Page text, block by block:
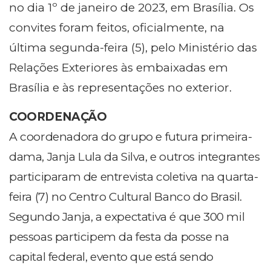
no dia 1º de janeiro de 2023, em Brasília. Os
convites foram feitos, oficialmente, na
última segunda-feira (5), pelo Ministério das
Relações Exteriores às embaixadas em
Brasília e às representações no exterior.
COORDENAÇÃO
A coordenadora do grupo e futura primeira-
dama, Janja Lula da Silva, e outros integrantes
participaram de entrevista coletiva na quarta-
feira (7) no Centro Cultural Banco do Brasil.
Segundo Janja, a expectativa é que 300 mil
pessoas participem da festa da posse na
capital federal, evento que está sendo